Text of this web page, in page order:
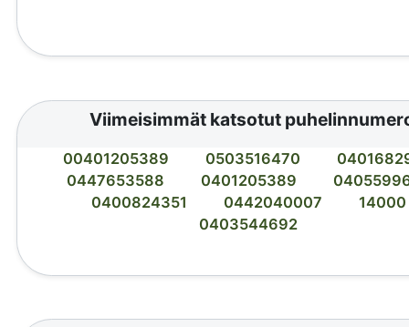
Viimeisimmät katsotut
00401205389 0503516470
0447653588
0401205389
0400824351
0442040007
14000
0403544692